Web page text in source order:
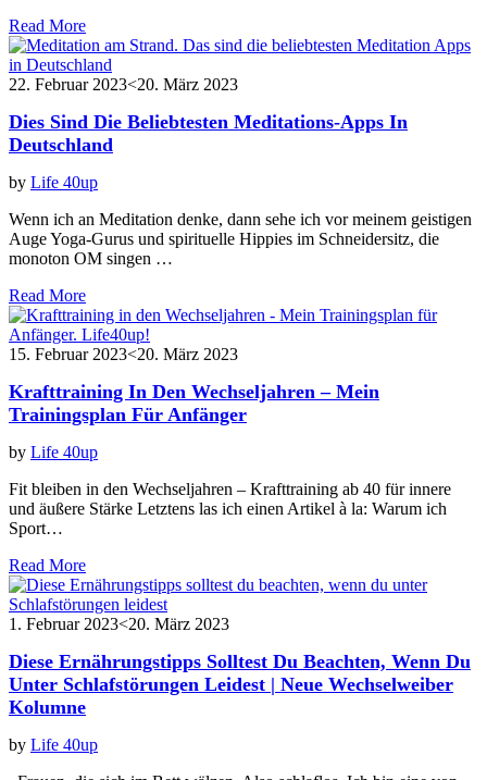
Read More
22. Februar 2023<20. März 2023
Dies Sind Die Beliebtesten Meditations-Apps In
Deutschland
by Life 40up
Wenn ich an Meditation denke, dann sehe ich vor meinem geistigen
Auge Yoga-Gurus und spirituelle Hippies im Schneidersitz, die
monoton OM singen …
Read More
15. Februar 2023<20. März 2023
Krafttraining In Den Wechseljahren – Mein
Trainingsplan Für Anfänger
by Life 40up
Fit bleiben in den Wechseljahren – Krafttraining ab 40 für innere
und äußere Stärke Letztens las ich einen Artikel à la: Warum ich
Sport…
Read More
1. Februar 2023<20. März 2023
Diese Ernährungstipps Solltest Du Beachten, Wenn Du
Unter Schlafstörungen Leidest | Neue Wechselweiber
Kolumne
by Life 40up